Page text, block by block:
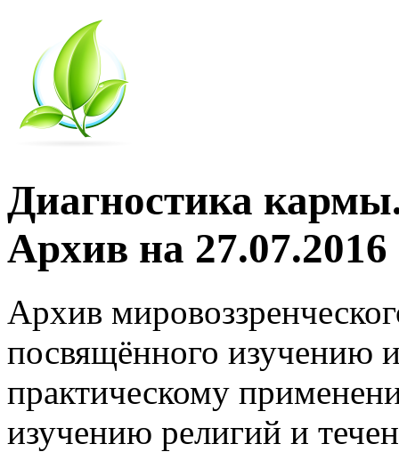
Диагностика
Архив на 27.07.2016
Архив
посвящённого изучению
практическому
изучению религий и